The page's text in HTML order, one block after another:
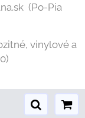
(Po-Pia
vinylové a